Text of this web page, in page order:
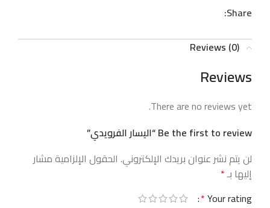
Share:
Reviews (0)
Reviews
There are no reviews yet.
Be the first to review “اليسار الفرويدي”
لن يتم نشر عنوان بريدك الإلكتروني. الحقول الإلزامية مشار
إليها بـ*
Your rating
*